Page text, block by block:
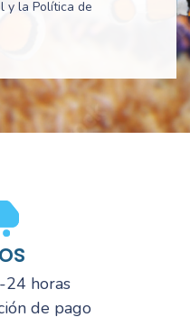
y la Política de
24 horas
de pago